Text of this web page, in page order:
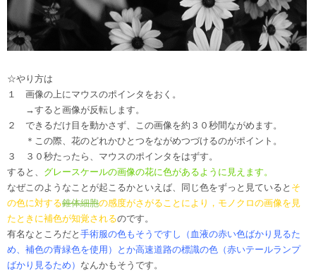
☆やり方は
１ 画像の上にマウスのポインタをおく。
→すると画像が反転します。
２ できるだけ目を動かさず、この画像を約３０秒間ながめます。
＊この際、花のどれかひとつをながめつづけるのがポイント。
３ ３０秒たったら、マウスのポインタをはずす。
すると、 グレースケールの画像の花に色があるように見えます。
なぜこのようなことが起こるかといえば、同じ色をずっと見ていると そ
の色に対する錐体細胞の感度がさがることにより，モノクロの画像を見
たときに補色が知覚されるのです。
有名なところだと 手術服の色もそうですし（血液の赤い色ばかり見るた
め、補色の青緑色を使用）とか高速道路の標識の色（赤いテールランプ
ばかり見るため） なんかもそうです。